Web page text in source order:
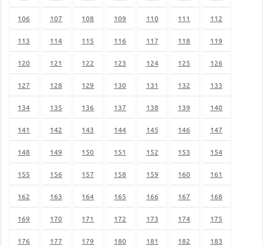
106 107 108 109 110 111 112
113 114 115 116 117 118 119
120 121 122 123 124 125 126
127 128 129 130 131 132 133
134 135 136 137 138 139 140
141 142 143 144 145 146 147
148 149 150 151 152 153 154
155 156 157 158 159 160 161
162 163 164 165 166 167 168
169 170 171 172 173 174 175
176 177 179 180 181 182 183